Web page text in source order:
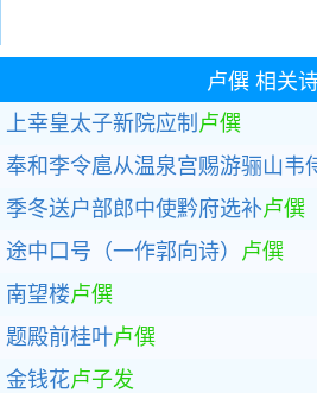
卢僎相关
上幸皇太子新院应制 卢僎
奉和李令扈从温泉宫赐游骊山韦
季冬送户部郎中使黔府选补卢僎
途中口号（一作郭向诗） 卢僎
南望楼卢僎
题殿前桂叶卢僎
金钱花卢子发